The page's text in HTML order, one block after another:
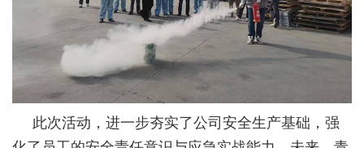
此次活动，进一步夯实了公司安全生产基础，强